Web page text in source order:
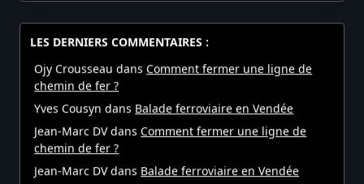
LES DERNIERS COMMENTAIRES :
Ojy Crousseau dans Comment fermer une ligne de
chemin de fer ?
Yves Cousyn dans Balade ferroviaire en Vendée
Jean-Marc DVdans Comment fermer une ligne de
chemin de fer ?
Jean-Marc DVdans Balade ferroviaire en Vendée